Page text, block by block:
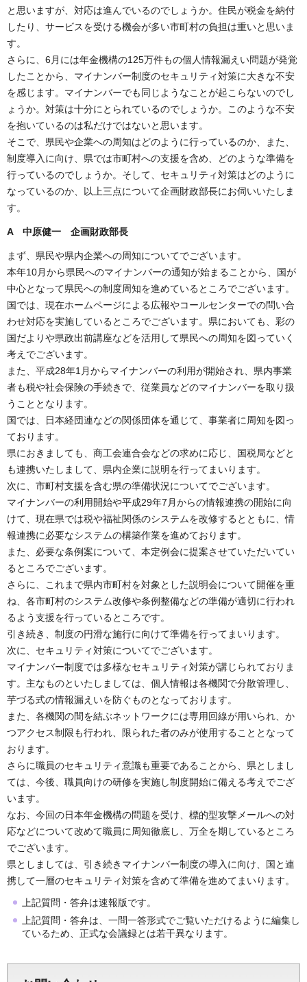
と思いますが、対応は進んでいるのでしょうか。住民が税金を納付
したり、サービスを受ける機会が多い市町村の負担は重いと思いま
す。
さらに、6月には年金機構の125万件もの個人情報漏えい問題が発覚
したことから、マイナンバー制度のセキュリティ対策に大きな不安
を感じます。マイナンバーでも同じようなことが起こらないのでし
ょうか。対策は十分にとられているのでしょうか。このような不安
を抱いているのは私だけではないと思います。
そこで、県民や企業への周知はどのように行っているのか、また、
制度導入に向け、県では市町村への支援を含め、どのような準備を
行っているのでしょうか。そして、セキュリティ対策はどのように
なっているのか、以上三点について企画財政部長にお伺いいたしま
す。
A 中原健一 企画財政部長
まず、県民や県内企業への周知についてでございます。
本年10月から県民へのマイナンバーの通知が始まることから、国が
中心となって県民への制度周知を進めているところでございます。
国では、現在ホームページによる広報やコールセンターでの問い合
わせ対応を実施しているところでございます。県においても、彩の
国だよりや県政出前講座などを活用して県民への周知を図っていく
考えでございます。
また、平成28年1月からマイナンバーの利用が開始され、県内事業
者も税や社会保険の手続きで、従業員などのマイナンバーを取り扱
うこととなります。
国では、日本経団連などの関係団体を通じて、事業者に周知を図っ
ております。
県におきましても、商工会連合会などの求めに応じ、国税局などと
も連携いたしまして、県内企業に説明を行ってまいります。
次に、市町村支援を含む県の準備状況についてでございます。
マイナンバーの利用開始や平成29年7月からの情報連携の開始に向
けて、現在県では税や福祉関係のシステムを改修するとともに、情
報連携に必要なシステムの構築作業を進めております。
また、必要な条例案について、本定例会に提案させていただいてい
るところでございます。
さらに、これまで県内市町村を対象とした説明会について開催を重
ね、各市町村のシステム改修や条例整備などの準備が適切に行われ
るよう支援を行っているところです。
引き続き、制度の円滑な施行に向けて準備を行ってまいります。
次に、セキュリティ対策についてでございます。
マイナンバー制度では多様なセキュリティ対策が講じられておりま
す。主なものといたしましては、個人情報は各機関で分散管理し、
芋づる式の情報漏えいを防ぐものとなっております。
また、各機関の間を結ぶネットワークには専用回線が用いられ、か
つアクセス制限も行われ、限られた者のみが使用することとなって
おります。
さらに職員のセキュリティ意識も重要であることから、県としまし
ては、今後、職員向けの研修を実施し制度開始に備える考えでござ
います。
なお、今回の日本年金機構の問題を受け、標的型攻撃メールへの対
応などについて改めて職員に周知徹底し、万全を期しているところ
でございます。
県としましては、引き続きマイナンバー制度の導入に向け、国と連
携して一層のセキュリティ対策を含めて準備を進めてまいります。
上記質問・答弁は速報版です。
上記質問・答弁は、一問一答形式でご覧いただけるように編集し
ているため、正式な会議録とは若干異なります。